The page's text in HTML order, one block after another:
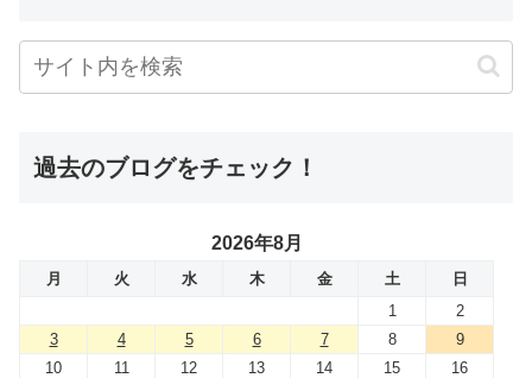
過去のブログをチェック！
2026年8月
月 火 水 木 金 土
日
1
2
3
4 5 6 7 8
9
10
11 12 13 14 15
16